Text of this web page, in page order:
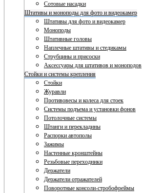
Сотовые насадки
Штативы и моноподы для фото и видеокамер
Штативы для фото и видеокамер
Моноподы
Штативные головы
Наплечные штативы и стедикамы
Струбцины и присоски
Аксессуары для штативов и моноподов
Стойки и системы крепления
Стойки
Журавли
Противовесы и колеса для стоек
Системы подъема и установки фонов
Потолочные системы
Штанги и перекладины
Распорки автополы
Зажимы
Настенные кронштейны
Резьбовые переходники
Держатели
Держатели отражателей
Поворотные консоли-стробофреймы